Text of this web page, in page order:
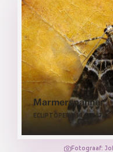
Marmerspanner
ECLIPTOPERA SILACEATA
Fotograaf: